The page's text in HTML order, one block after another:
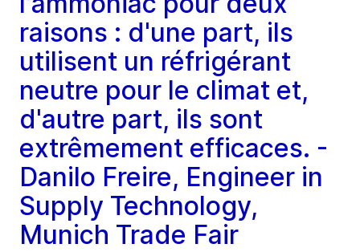
raisons : d'une part, ils
utilisent un réfrigérant
neutre pour le climat et,
d'autre part, ils sont
extrêmement efficaces. -
Danilo Freire, Engineer in
Supply Technology,
Munich Trade Fair